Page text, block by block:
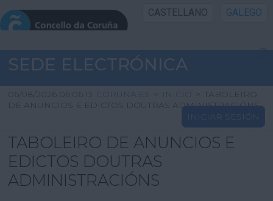
CASTELLANO GALEGO
INICIO SEDE
INICIO
INFORMACIÓN PÚBLICA
CARTAFOL CIDADÁN
UTILIDADES
SEDE ELECTRÓNICA
06/08/2026 06:06:13 CORUNA.ES > INICIO > TABOLEIRO
DE ANUNCIOS E EDICTOS DOUTRAS ADMINISTRACIÓNS
INICIAR SESIÓN
TABOLEIRO DE ANUNCIOS E
EDICTOS DOUTRAS
ADMINISTRACIÓNS